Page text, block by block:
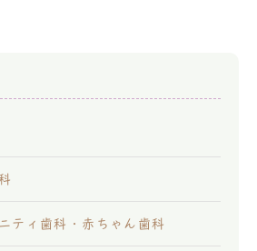
ティ歯科・赤ちゃん歯科